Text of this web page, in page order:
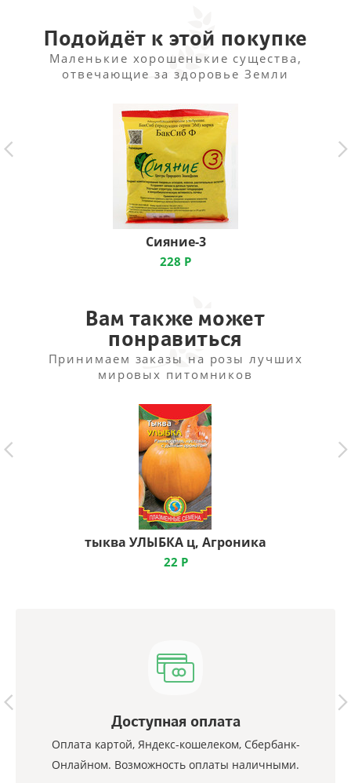
2 раза в месяц.
Подойдёт к этой покупке
Маленькие хорошенькие существа,
отвечающие за здоровье Земли
Сияние-3
228 Р
Вам также может
понравиться
Принимаем заказы на розы лучших
мировых питомников
тыква УЛЫБКА ц, Агроника
22 Р
Доступная оплата
Оплата картой, Яндекс-кошелеком, Сбербанк-
Онлайном. Возможность оплаты наличными.